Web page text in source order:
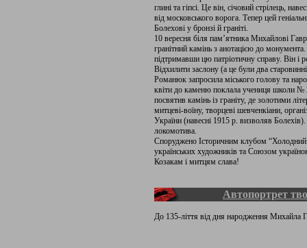
глині та гіпсі. Це він, січовий стрілець,
від московського ворога. Тепер цей
Болехові у бронзі й граніті.
10 вересня біля пам’ятника Михайлові
гранітний камінь з анотацією до
підтримавши цю патріотичну справу. Він і
Відхилити заслону (а це були два
Романюк запросила міського голову та
квіти до каменю поклала учениця школи №
посвятив камінь із граніту, де золотими
митцеві-воїну, творцеві шевченкіани,
України (навесні 1915 р. визволяв
локомотива.
Споруджено Історичним клубом
українських художників та Союзом
Козакам і митцям слава!
Автопортрет
До 135-ліття від дня народження Михайла